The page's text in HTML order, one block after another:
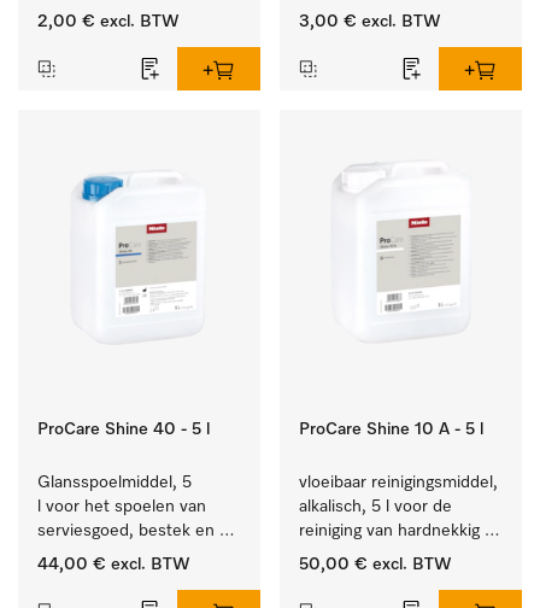
producten.
2,00 € excl. BTW
3,00 € excl. BTW
ProCare Shine 40 - 5 l
Glansspoelmiddel, 5
l voor het spoelen van
serviesgoed, bestek en
ideaal voor glazen.
44,00 € excl. BTW
ProCare Shine 10 A - 5 l
vloeibaar reinigingsmiddel,
alkalisch, 5 l voor de
reiniging van hardnekkig
vuil op serviesgoed,
50,00 € excl. BTW